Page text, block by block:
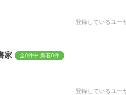
登録しているユー
家 全0件中 新着0件
登録しているユー